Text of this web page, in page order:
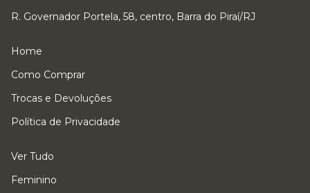
R. Governador Portela, 58, centro, Barra do Piraí/RJ
Home
Como Comprar
Trocas e Devoluções
Política de Privacidade
Ver Tudo
Feminino